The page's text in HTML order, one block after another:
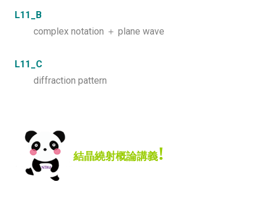
L11_B
complex notation ＋ plane wave
L11_C
diffraction pattern
結晶繞射概論講義!